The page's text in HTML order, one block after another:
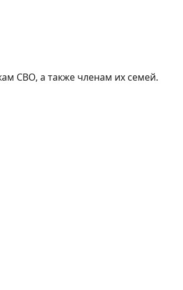
СВО, а также членам их семей.